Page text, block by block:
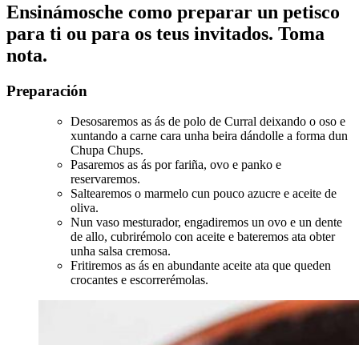
Ensinámosche como preparar un petisco
para ti ou para os teus invitados. Toma
nota.
Preparación
Desosaremos as ás de polo de Curral deixando o oso e
xuntando a carne cara unha beira dándolle a forma dun
Chupa Chups.
Pasaremos as ás por fariña, ovo e panko e
reservaremos.
Saltearemos o marmelo cun pouco azucre e aceite de
oliva.
Nun vaso mesturador, engadiremos un ovo e un dente
de allo, cubrirémolo con aceite e bateremos ata obter
unha salsa cremosa.
Fritiremos as ás en abundante aceite ata que queden
crocantes e escorrerémolas.